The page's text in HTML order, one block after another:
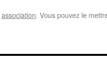
association. Vous pouvez le